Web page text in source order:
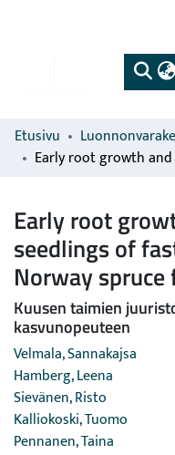
Etusivu
Early root
seedlings of
Norway
Kuusen taimien
kasvunopeuteen
Velmala, Sannakajsa
Hamberg, Leena
Sievänen, Risto
Kalliokoski, Tuomo
Pennanen, Taina